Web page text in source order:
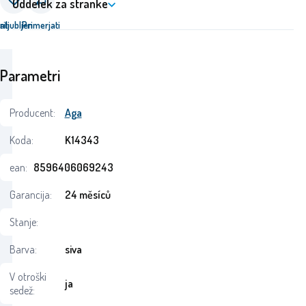
Primerjati
Parametri
Producent:
Aga
Koda:
K14343
ean: 8596406069243
Garancija:
24 měsíců
Stanje:
Barva:
siva
V otroški
sedež:
ja
Oddelek za stranke